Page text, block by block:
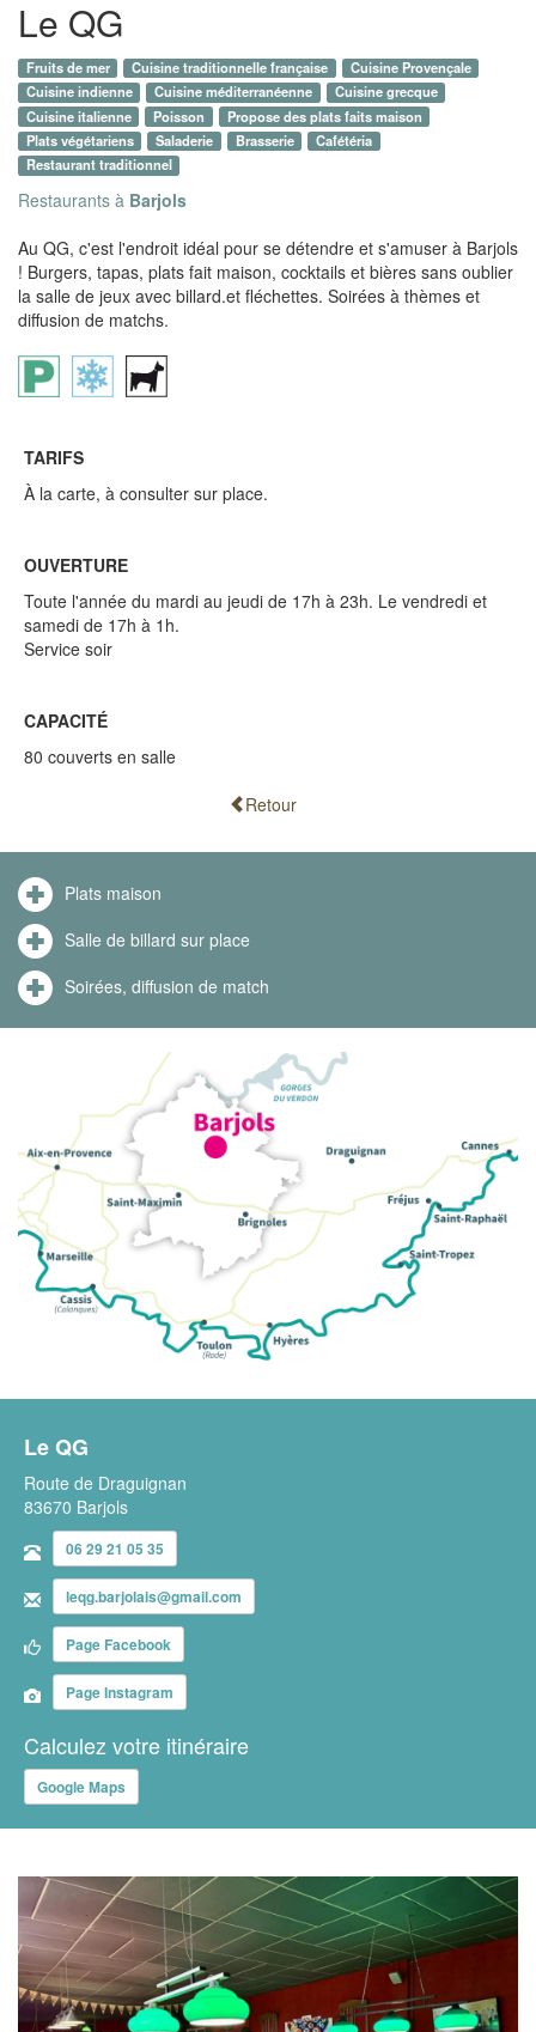
Le QG
Fruits de mer Cuisine traditionnelle française
Cuisine Provençale
Cuisine indienne
Cuisine méditerranéenne
Cuisine grecque
Cuisine italienne
Poisson
Propose des plats faits maison
Plats végétariens
Saladerie Brasserie
Cafétéria
Restaurant traditionnel
Restaurants à Barjols
Au QG, c'est l'endroit idéal pour se détendre et s'amuser à Barjols
! Burgers, tapas, plats fait maison, cocktails et bières sans oublier
la salle de jeux avec billard.et fléchettes. Soirées à thèmes et
diffusion de matchs.
TARIFS
À la carte, à consulter sur place.
OUVERTURE
Toute l'année du mardi au jeudi de 17h à 23h. Le vendredi et
samedi de 17h à 1h.
Service soir
CAPACITÉ
80 couverts en salle
Retour
Plats maison
Salle de billard sur place
Soirées, diffusion de match
Le QG
Route de Draguignan
83670 Barjols
06 29 21 05 35
leqg.barjolais@gmail.com
Page Facebook
Page Instagram
Calculez votre itinéraire
Google Maps